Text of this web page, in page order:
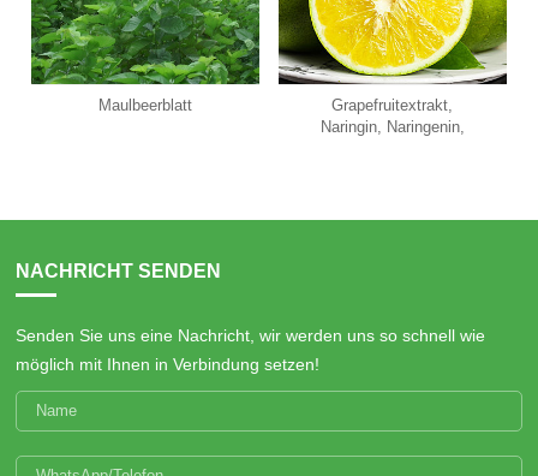
Maulbeerblatt
Grapefruitextrakt,
Naringin, Naringenin,
NACHRICHT SENDEN
Senden Sie uns eine Nachricht, wir werden uns so schnell wie
möglich mit Ihnen in Verbindung setzen!